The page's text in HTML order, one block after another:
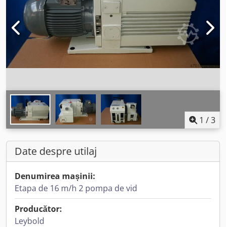
1 /3
Date despre utilaj
Denumirea mașinii:
Etapa de 16 m/h 2 pompa de vid
Producător:
Leybold